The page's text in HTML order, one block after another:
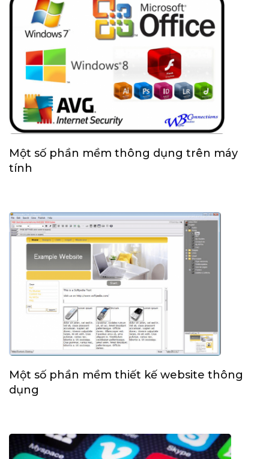
Một số phần mềm thông dụng trên máy
tính
Một số phần mềm thiết kế website thông
dụng